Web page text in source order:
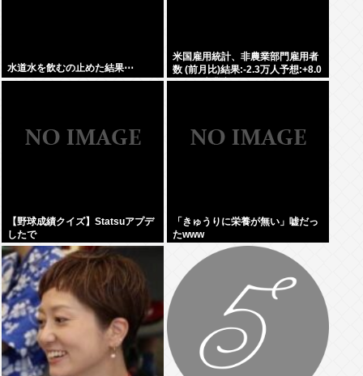
水道水を飲むの止めた結果⋯
米国雇用統計、非農業部門雇用者
数 (前月比)結果:-2.3万人予想:+8.0
万人、失業率結果:+4.1%予
【野球成績クイズ】Statsuアプデ
したで
「きゅうりに栄養が無い」嘘だっ
たwww